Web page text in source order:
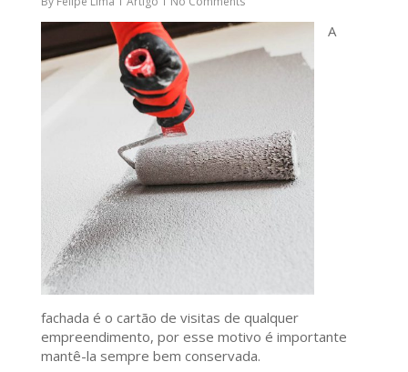
A
fachada é o cartão de visitas de qualquer
empreendimento, por esse motivo é importante
mantê-la sempre bem conservada.